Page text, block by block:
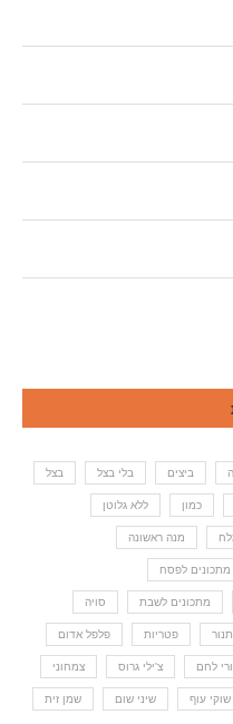
ביצים בלי בצל בצל
כמון ללא גלוטן
מנה ראשונה
מתכונים לפסח
מתכונים לשבת סויה
פטריות פלפל אדום
לחם צ'ילי גרוס צמחוני
שוקי עוף שיני שום שמן זית